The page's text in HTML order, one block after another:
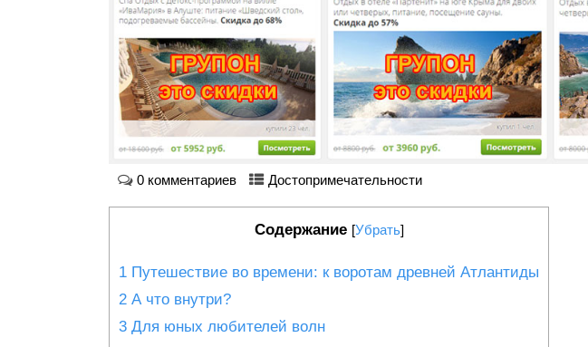
0 комментариев Достопримечательности
Содержание [Убрать]
1 Путешествие во времени: к воротам древней Атлантиды
2 А что внутри?
3 Для юных любителей волн